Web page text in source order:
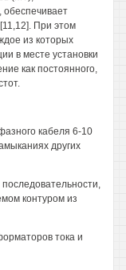
При этом
из которых
в месте установки
как постоянного,
кабеля 6-10
других
контуром из
тока и